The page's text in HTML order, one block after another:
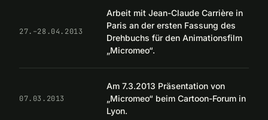
27.–28.04.2013
Arbeit mit Jean-Claude Carrière in
Paris an der ersten Fassung des
Drehbuchs für den Animationsfilm
„Micromeo“.
07.03.2013
Am 7.3.2013 Präsentation von
„Micromeo“ beim Cartoon-Forum in
Lyon.